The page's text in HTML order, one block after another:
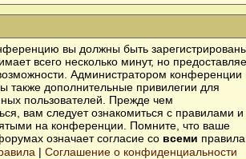
вы должны быть
всего несколько минут, но
Администратором конференции
также дополнительные привилегии для
пользователей. Прежде чем
вам следует ознакомиться с правилами и
на конференции. Помните, что ваше
означает согласие со всеми
| Соглашение о конфиденциальности